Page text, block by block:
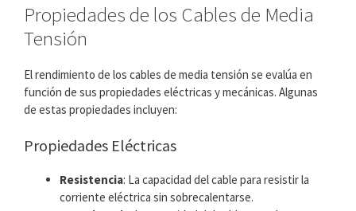
Propiedades de los Cables de Media
Tensión
El rendimiento de los cables de media tensión se evalúa en
función de sus propiedades eléctricas y mecánicas. Algunas
de estas propiedades incluyen:
Propiedades Eléctricas
Resistencia: La capacidad del cable para resistir la
corriente eléctrica sin sobrecalentarse.